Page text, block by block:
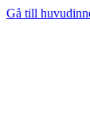
Gå till